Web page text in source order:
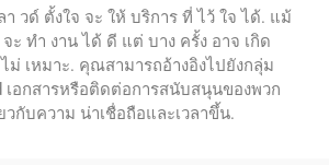
วด์ ตั้งใจ จะ ให้ บริการ ที่ ไว้ ใจ ได้. แม้
ะ ทํา งาน ได้ ดี แต่ บาง ครั้ง อาจ เกิด
ม่ เหมาะ. คุณสามารถอ้างอิงไปยังกลุ่ม
เอกสารหรือติดต่อการสนับสนุนของพวก
วกับความ น่าเชื่อถือและเวลาขึ้น.